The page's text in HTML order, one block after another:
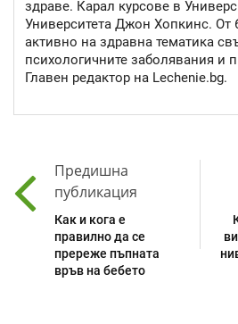
здраве. Карал курсове в
Университета Джон Хопкинс. От
активно на здравна тематика
психологичните заболявания и
Главен редактор на Lechenie.bg.
Предишна
публикация
Как и кога е
правилно да се
пререже пъпната
връв на бебето